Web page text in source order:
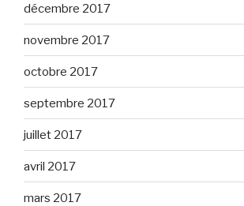
décembre 2017
novembre 2017
octobre 2017
septembre 2017
juillet 2017
avril 2017
mars 2017